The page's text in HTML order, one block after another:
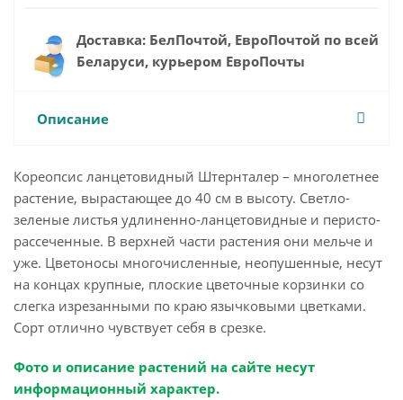
Доставка: БелПочтой, ЕвроПочтой по всей
Беларуси, курьером ЕвроПочты
Описание
Кореопсис ланцетовидный Штернталер – многолетнее
растение, вырастающее до 40 см в высоту. Светло-
зеленые листья удлиненно-ланцетовидные и перисто-
рассеченные. В верхней части растения они мельче и
уже. Цветоносы многочисленные, неопушенные, несут
на концах крупные, плоские цветочные корзинки со
слегка изрезанными по краю язычковыми цветками.
Сорт отлично чувствует себя в срезке.
Фото и описание растений на сайте несут
информационный характер.